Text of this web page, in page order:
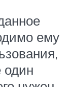
ему
один